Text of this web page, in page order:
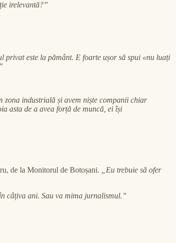
irelevantă?”
privat este la pământ. E foarte ușor să spui «nu luați
zona industrială și avem niște companii chiar
asta de a avea forță de muncă, ei își
de la Monitorul de Botoșani.
„Eu trebuie să ofer
câțiva ani. Sau va mima jurnalismul.”